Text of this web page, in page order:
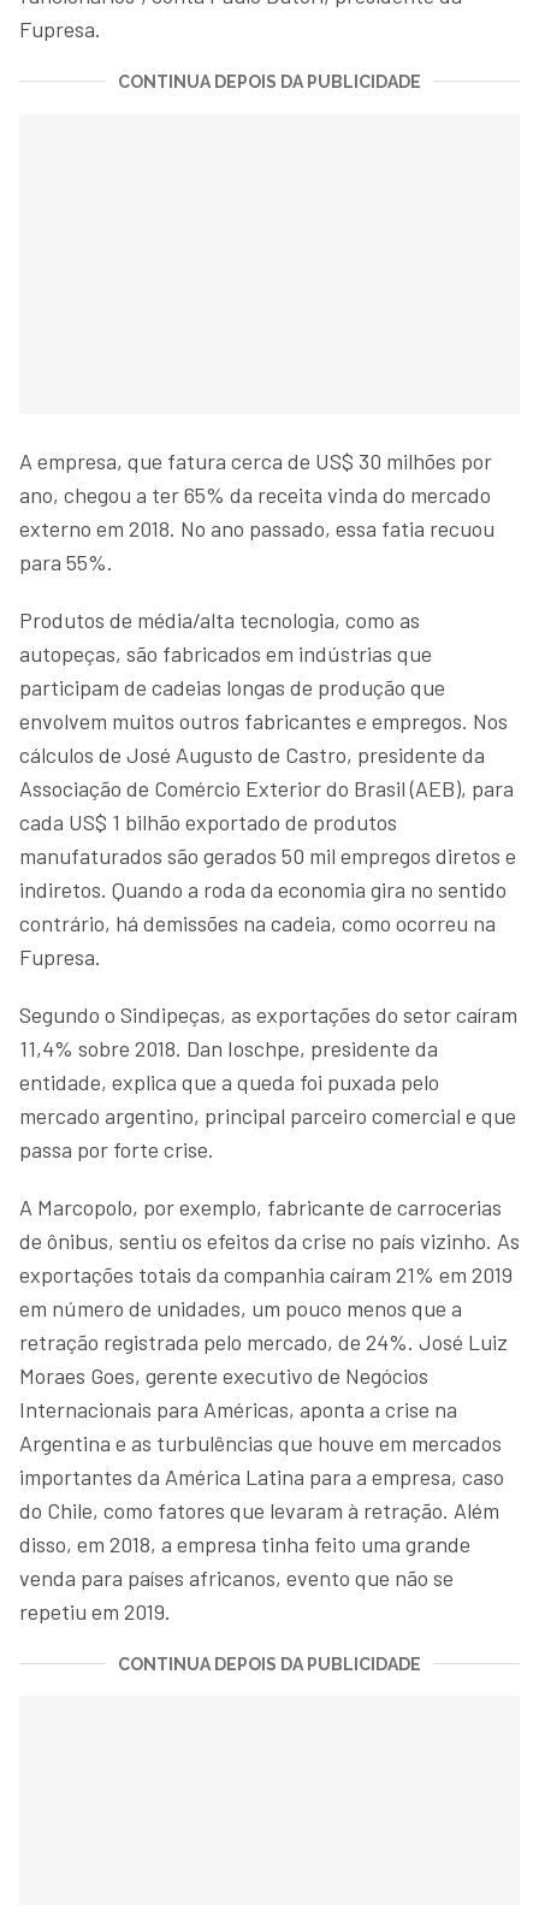
Fupresa.
CONTINUA DEPOIS DA PUBLICIDADE
A empresa, que fatura cerca de US$ 30 milhões por
ano, chegou a ter 65% da receita vinda do mercado
externo em 2018. No ano passado, essa fatia recuou
para 55%.
Produtos de média/alta tecnologia, como as
autopeças, são fabricados em indústrias que
participam de cadeias longas de produção que
envolvem muitos outros fabricantes e empregos. Nos
cálculos de José Augusto de Castro, presidente da
Associação de Comércio Exterior do Brasil (AEB), para
cada US$ 1 bilhão exportado de produtos
manufaturados são gerados 50 mil empregos diretos e
indiretos. Quando a roda da economia gira no sentido
contrário, há demissões na cadeia, como ocorreu na
Fupresa.
Segundo o Sindipeças, as exportações do setor caíram
11,4% sobre 2018. Dan Ioschpe, presidente da
entidade, explica que a queda foi puxada pelo
mercado argentino, principal parceiro comercial e que
passa por forte crise.
A Marcopolo, por exemplo, fabricante de carrocerias
de ônibus, sentiu os efeitos da crise no país vizinho. As
exportações totais da companhia caíram 21% em 2019
em número de unidades, um pouco menos que a
retração registrada pelo mercado, de 24%. José Luiz
Moraes Goes, gerente executivo de Negócios
Internacionais para Américas, aponta a crise na
Argentina e as turbulências que houve em mercados
importantes da América Latina para a empresa, caso
do Chile, como fatores que levaram à retração. Além
disso, em 2018, a empresa tinha feito uma grande
venda para países africanos, evento que não se
repetiu em 2019.
CONTINUA DEPOIS DA PUBLICIDADE